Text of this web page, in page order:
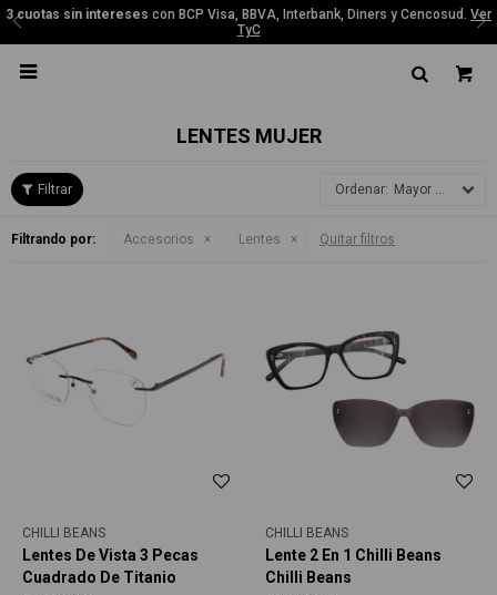
3 cuotas sin intereses con BCP Visa, BBVA, Interbank, Diners y Cencosud. Ver
TyC

LENTES MUJER
Mayor precio
Filtrando por: Accesorios Lentes Quitar filtros
CHILLI BEANS
Lentes De Vista 3 Pecas
Cuadrado De Titanio
CHILLI BEANS
Lente 2 En 1 Chilli Beans
Chilli Beans